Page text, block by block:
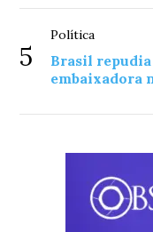
5
Política
Brasil
embaixadora